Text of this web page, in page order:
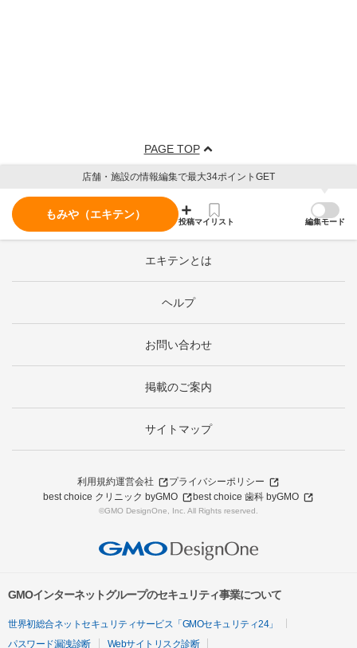
PAGE TOP
店舗・施設の情報編集で最大34ポイントGET
もみや（エキテン）
投稿マイリスト 編集モード
エキテンとは
ヘルプ
お問い合わせ
掲載のご案内
サイトマップ
利用規約運営会社
プライバシーポリシー
best choice クリニック byGMO
best choice 歯科 byGMO
©GMO DesignOne, Inc. All Rights reserved.
GMOインターネットグループのセキュリティ事業について
世界初総合ネットセキュリティサービス「GMOセキュリティ24」
パスワード漏洩診断
Webサイトリスク診断